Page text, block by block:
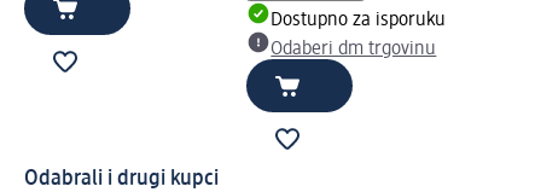
Dostupno za isporuku
Odaberi dm trgovinu
Odabrali i drugi kupci